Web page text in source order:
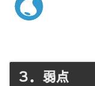
３．弱点